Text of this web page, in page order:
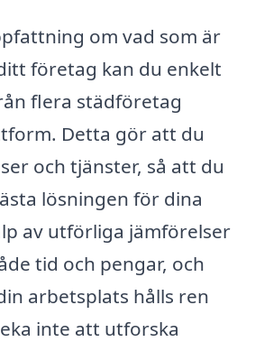
om vad som är
företag kan du enkelt
flera städföretag
Detta gör att du
och tjänster, så att du
lösningen för dina
av utförliga jämförelser
tid och pengar, och
arbetsplats hålls ren
inte att utforska